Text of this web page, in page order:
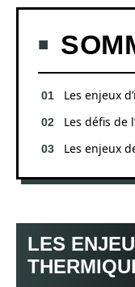
Les enjeux
Les défis de
Les enjeux
LES